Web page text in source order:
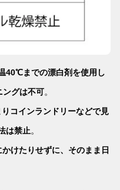
40℃までの漂白剤を使用し
ングは不可。
コインランドリーなどで見
は禁止。
けたりせずに、そのまま日